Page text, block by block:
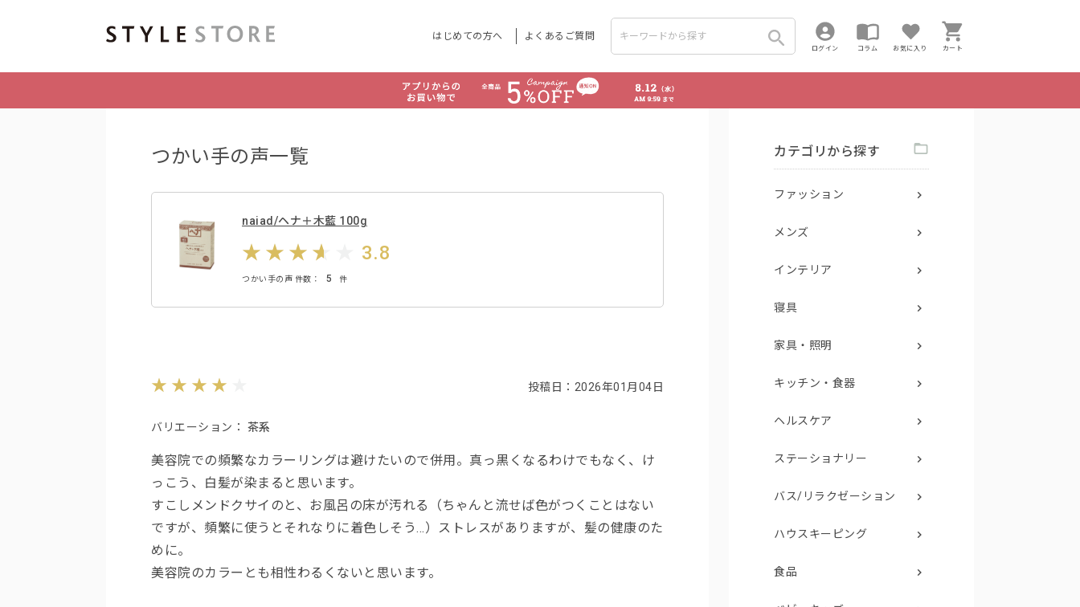
はじめての方へ よくあるご質問
ログイン コラム お気に入り カート
つかい手の声一覧
naiad/ヘナ＋木藍 100g
3.8
つかい手の声 件数： 5 件
投稿日：2026年01月04日
バリエーション： 茶系
美容院での頻繁なカラーリングは避けたいので併用。真っ黒くなるわけでもなく、け
っこう、白髪が染まると思います。
すこしメンドクサイのと、お風呂の床が汚れる（ちゃんと流せば色がつくことはない
ですが、頻繁に使うとそれなりに着色しそう…）ストレスがありますが、髪の健康のた
めに。
美容院のカラーとも相性わるくないと思います。
カテゴリから探す
ファッション
メンズ
インテリア
寝具
家具・照明
キッチン・食器
ヘルスケア
ステーショナリー
バス/リラクゼーション
ハウスキーピング
食品